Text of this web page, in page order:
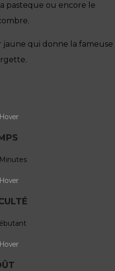
pasteque ou encore le
jau ne qui donne la fameuse